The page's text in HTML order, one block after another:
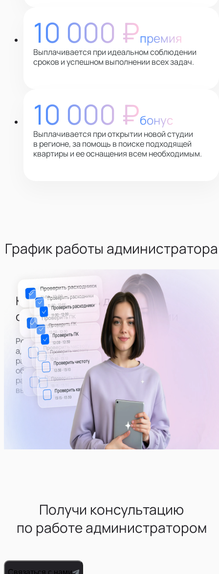
10 000 ₽премия
Выплачивается при идеальном соблюдении
сроков и успешном выполнении всех задач.
10 000 ₽бонус
Выплачивается при открытии новой студии
в регионе, за помощь в поиске подходящей
квартиры и ее оснащения всем необходимым.
График работы администратора
Каждый второй день -
оценивать состояние студии
Регулярная часть расписания — приезжать на
адреса вебкам студий, оценивать их внешний вид,
работоспособность техники и бытового
оборудования. При необходимости — пополнять
расходники и работать с поломками (самому или
вызывать человека нужной профессии)
Получи консультацию
по работе администратором
Связаться с нами